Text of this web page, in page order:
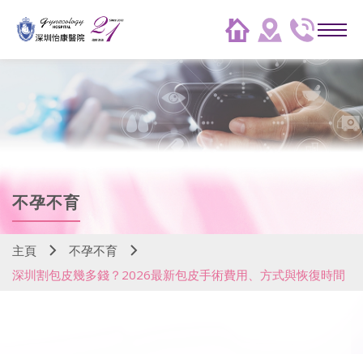
不孕不育
主頁
不孕不育
深圳割包皮幾多錢？2026最新包皮手術費用、方式與恢復時間